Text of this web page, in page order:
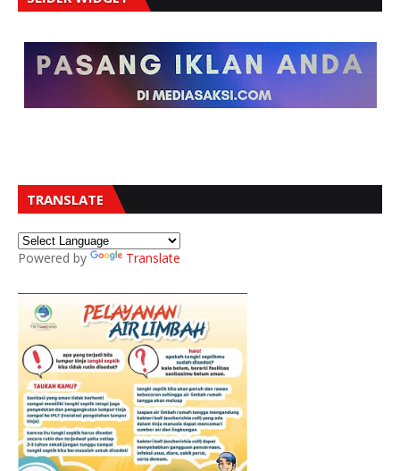
TRANSLATE
Powered by Translate